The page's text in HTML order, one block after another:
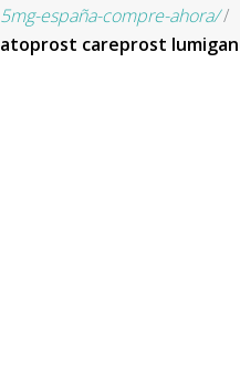
españa-compre-ahora//
careprost lumigan